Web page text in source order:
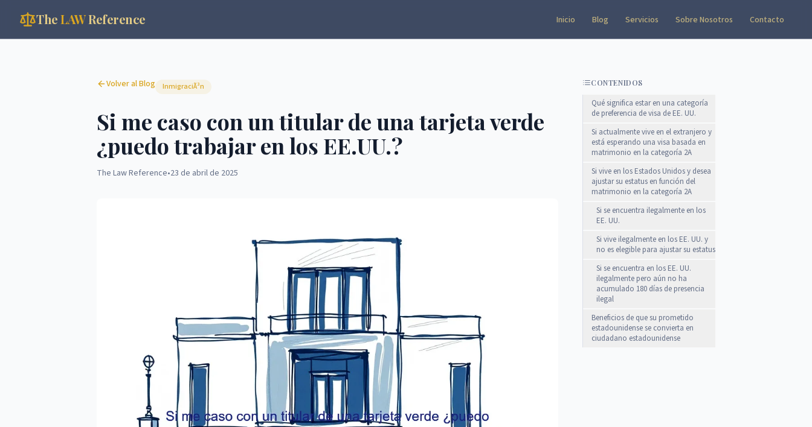
TheLAWReference Inicio Blog Servicios Sobre Nosotros Contacto
Volver al Blog InmigraciÃ³n
Si me caso con un titular de una tarjeta verde
¿puedo trabajar en los EE.UU.?
The Law Reference•23 de abril de 2025
CONTENIDOS
Qué significa estar en una categoría
de preferencia de visa de EE. UU.
Si actualmente vive en el extranjero y
está esperando una visa basada en
matrimonio en la categoría 2A
Si vive en los Estados Unidos y desea
ajustar su estatus en función del
matrimonio en la categoría 2A
Si se encuentra ilegalmente en los
EE. UU.
Si vive ilegalmente en los EE. UU. y
no es elegible para ajustar su estatus
Si se encuentra en los EE. UU.
ilegalmente pero aún no ha
acumulado 180 días de presencia
ilegal
Beneficios de que su prometido
estadounidense se convierta en
ciudadano estadounidense